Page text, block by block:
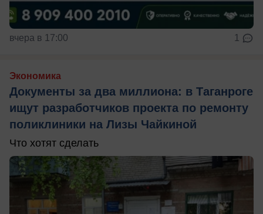
вчера в 17:00 1
Экономика
Документы за два миллиона: в Таганроге
ищут разработчиков проекта по ремонту
поликлиники на Лизы Чайкиной
Что хотят сделать